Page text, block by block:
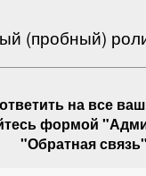
(пробный)
на все
формой
"Обратная связь"